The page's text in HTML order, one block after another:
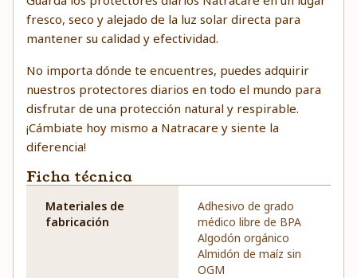
fresco, seco y alejado de la luz solar directa para
mantener su calidad y efectividad.
No importa dónde te encuentres, puedes adquirir
nuestros protectores diarios en todo el mundo para
disfrutar de una protección natural y respirable.
¡Cámbiate hoy mismo a Natracare y siente la
diferencia!
Ficha técnica
Materiales de
fabricación
Adhesivo de grado
médico libre de BPA
Algodón orgánico
Almidón de maíz sin
OGM